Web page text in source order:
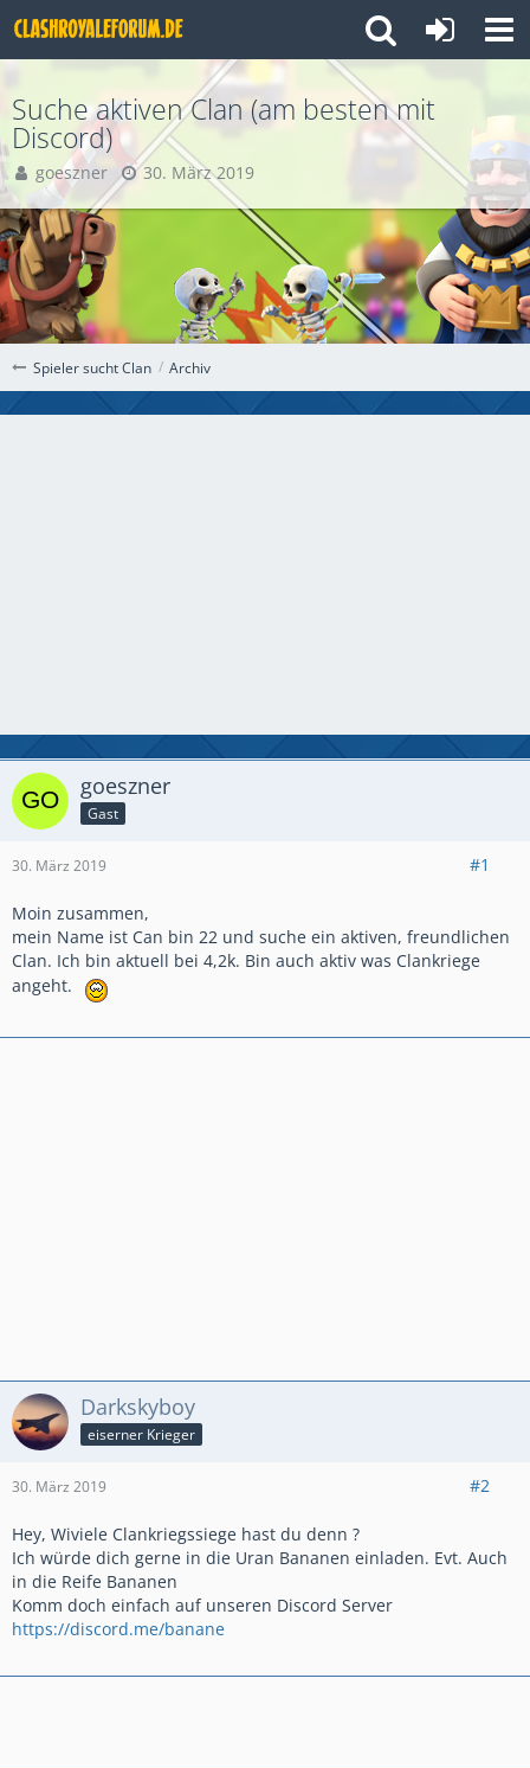
Spieler sucht Clan Archiv
Suche aktiven Clan (am besten mit
Discord)
goeszner 30. März 2019
goeszner
Gast
30. März 2019 #1
Moin zusammen,
mein Name ist Can bin 22 und suche ein aktiven, freundlichen
Clan. Ich bin aktuell bei 4,2k. Bin auch aktiv was Clankriege
angeht.
Darkskyboy
eiserner Krieger
30. März 2019 #2
Hey, Wiviele Clankriegssiege hast du denn ?
Ich würde dich gerne in die Uran Bananen einladen. Evt. Auch
in die Reife Bananen
Komm doch einfach auf unseren Discord Server
https://discord.me/banane